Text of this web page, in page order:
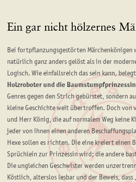
Ein gar nicht hölzernes
Bei fortpflanzungsgestörten Märchenkönigen
natürlich ganz anders gelöst als in der
Logisch. Wie einfallsreich das sein kann,
Holzroboter und die Baumstumpfprinzessin
Genres gegen den Strich gebürstet, sondern
kleine Geschichte weit übertroffen. Doch von
und Herr König, die auf normalem Weg keine
jeder von ihnen einen anderen
Hexe sollen es richten. Die eine kreiert einen
Sprüchlein zur Prinzessin wird; die andere
Die ungleichen Geschwister werden
Köstlich, alterslos lesbar und der Beweis,